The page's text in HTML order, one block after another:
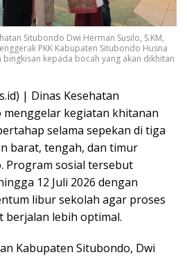
Situbondo Dwi Herman Susilo, S.KM,
PKK Kabupaten Situbondo Husna
bingkisan kepada bocah yang akan dikhitan
| Dinas Kesehatan
menggelar kegiatan khitanan
selama sepekan di tiga
barat, tengah, dan timur
Program sosial tersebut
12 Juli 2026 dengan
libur sekolah agar proses
berjalan lebih optimal.
Kabupaten Situbondo, Dwi